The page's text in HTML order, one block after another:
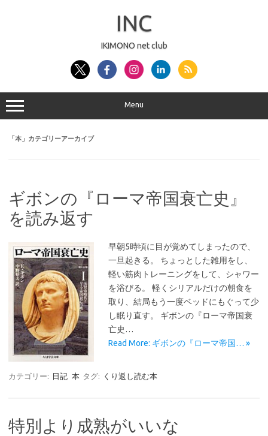
INC
IKIMONO net club
Menu
「本 」カテゴリーアーカイブ
ギボンの『ローマ帝国衰亡史』
を読み返す
早朝5時頃に目が覚めてしまったので、
一旦起きる。 ちょっとした雑用をし、
軽い筋肉トレーニングをして、シャワー
を浴びる。 軽くシリアルだけの朝食を
取り、結局もう一度ベッドにもぐって少
し眠り直す。 ギボンの『ローマ帝国衰
亡史…
Read More: ギボンの『ローマ帝国… »
カテゴリー: 日記 本 タグ: くり返し読む本
特別より成熟がいいな